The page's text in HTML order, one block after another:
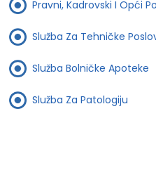
Pravni, Kadrovski I Opći
Služba Za Tehničke
Služba Bolničke Apoteke
Služba Za Patologiju